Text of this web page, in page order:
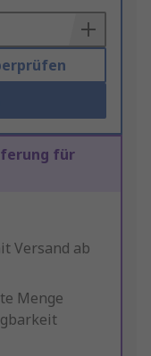
für
Versand ab
Menge